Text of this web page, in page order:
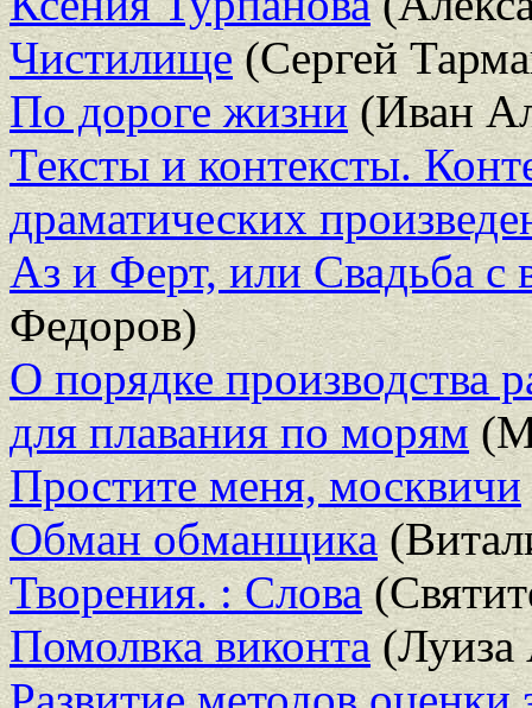
Чистилище(Сергей
По дороге жизни(Иван
Тексты и контексты.
драматических
Аз и Ферт, или Свадьба с
Федоров)
О порядке производства
для плавания по морям
Простите меня, москвичи
Обман обманщика
Творения. : Слова
Помолвка виконта(Луиза